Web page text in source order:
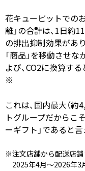
花キューピットでの
離」の合計は、1日約
の排出抑制効果があ
「商品」を移動させ
よび、CO2に換算す
※
これは、国内最大（
トグループだからこ
ーギフト」であると言
※注文店舗から配送店舗
2025年4月～2026年3